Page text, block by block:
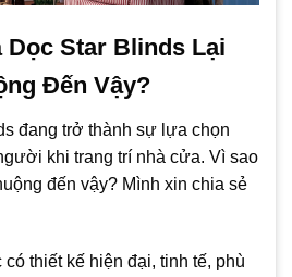
Dọc Star Blinds Lại
Đến Vậy?
đang trở thành sự lựa chọn
khi trang trí nhà cửa. Vì sao
đến vậy? Mình xin chia sẻ
thiết kế hiện đại, tinh tế, phù